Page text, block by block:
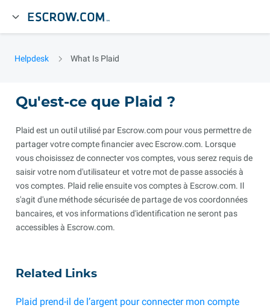
Helpdesk What Is Plaid
Qu'est-ce que Plaid ?
Plaid est un outil utilisé par Escrow.com pour vous permettre de
partager votre compte financier avec Escrow.com. Lorsque
vous choisissez de connecter vos comptes, vous serez requis de
saisir votre nom d'utilisateur et votre mot de passe associés à
vos comptes. Plaid relie ensuite vos comptes à Escrow.com. Il
s'agit d'une méthode sécurisée de partage de vos coordonnées
bancaires, et vos informations d'identification ne seront pas
accessibles à Escrow.com.
Related Links
Plaid prend-il de l’argent pour connecter mon compte